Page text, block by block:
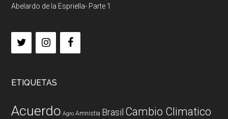
Abelardo de la Espriella- Parte 1
ETIQUETAS
Acuerdo Agro Amnistia Brasil Cambio Climatico